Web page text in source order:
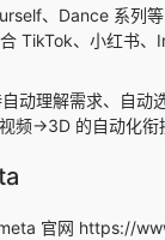
、Dance 系列
TikTok、小红书
动理解需求、自动
频→3D 的自动化衔
官网 https://